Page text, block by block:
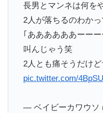
長男とマンネは何を
2人が落ちるのわか
｢ああああああーー
叫んじゃう笑
2人とも痛そうだけ
pic.twitter.com/
— ベイビーカワウソ